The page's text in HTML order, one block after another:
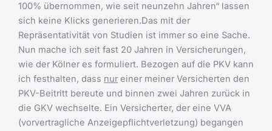
100% übernommen, wie seit neunzehn Jahren“ lassen
sich keine Klicks generieren.Das mit der
Repräsentativität von Studien ist immer so eine Sache.
Nun mache ich seit fast 20 Jahren in Versicherungen,
wie der Kölner es formuliert. Bezogen auf die PKV kann
ich festhalten, dass nur einer meiner Versicherten den
PKV-Beitritt bereute und binnen zwei Jahren zurück in
die GKV wechselte. Ein Versicherter, der eine VVA
(vorvertragliche Anzeigepflichtverletzung) begangen